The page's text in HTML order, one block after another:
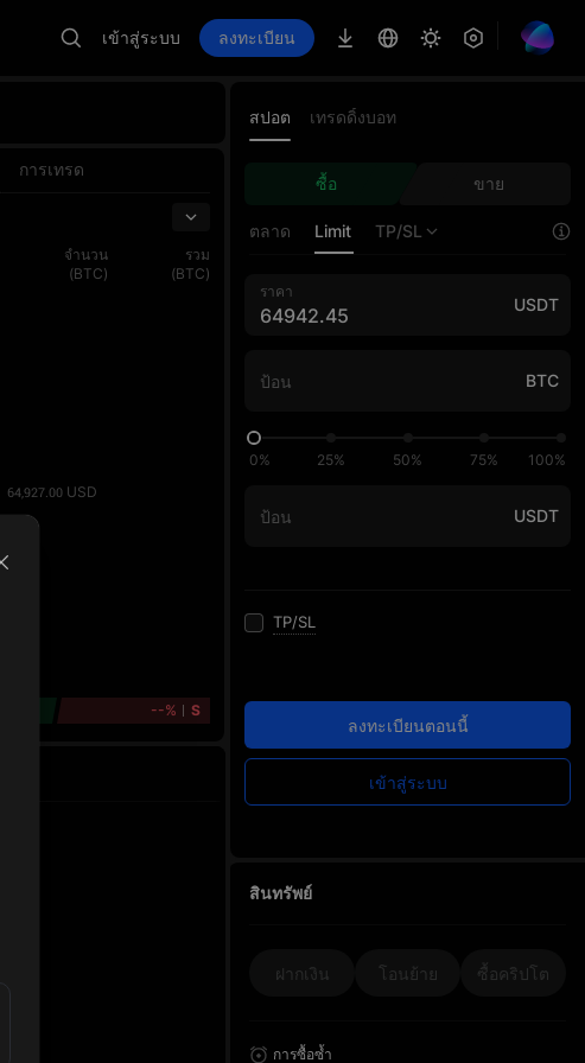
เข้าสู่ระบบ ลงทะเบียน
การเทรด
จำนวน
(BTC)
รวม
(BTC)
64,927.00 USD
--% S
สปอต เทรดดิ้งบอท
ซื้อ ขาย
ตลาด Limit TP/SL
ราคา
USDT
BTC
0% 25% 50% 75% 100%
USDT
TP/SL
ลงทะเบียนตอนนี้
เข้าสู่ระบบ
สินทรัพย์
ฝากเงิน โอนย้าย ซื้อคริปโต
การซื้อซ้ำ